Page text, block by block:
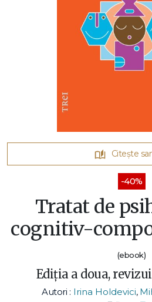
Citește
-40%
Tratat de
cognitiv-
(ebook)
Ediția a doua,
Autori : Irina Holdevici,